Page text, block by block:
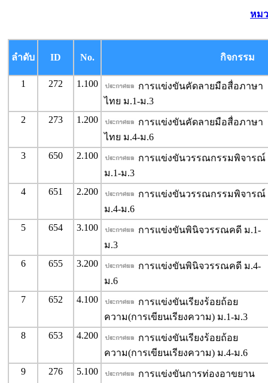
หม
ลำดับ ID No. กิจกรรม
1 272 1.100
การแข่งขันคัดลายมือสื่อภาษา
ไทย ม.1-ม.3
2
273 1.200
การแข่งขันคัดลายมือสื่อภาษา
ไทย ม.4-ม.6
3
650 2.100
การแข่งขันวรรณกรรมพิจารณ์
ม.1-ม.3
4
651 2.200
การแข่งขันวรรณกรรมพิจารณ์
ม.4-ม.6
5
654 3.100
การแข่งขันพินิจวรรณคดี ม.1-
ม.3
6
655 3.200
การแข่งขันพินิจวรรณคดี ม.4-
ม.6
7
652 4.100
การแข่งขันเรียงร้อยถ้อย
ความ(การเขียนเรียงความ) ม.1-ม.3
8
653 4.200
การแข่งขันเรียงร้อยถ้อย
ความ(การเขียนเรียงความ) ม.4-ม.6
9
276 5.100
การแข่งขันการท่องอาขยาน